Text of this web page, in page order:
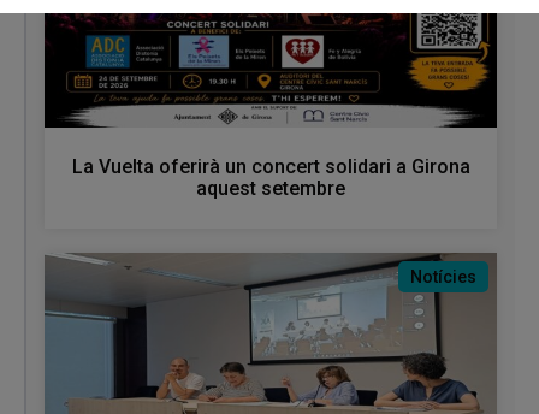
La Vuelta oferirà un concert solidari a Girona
aquest setembre
Notícies